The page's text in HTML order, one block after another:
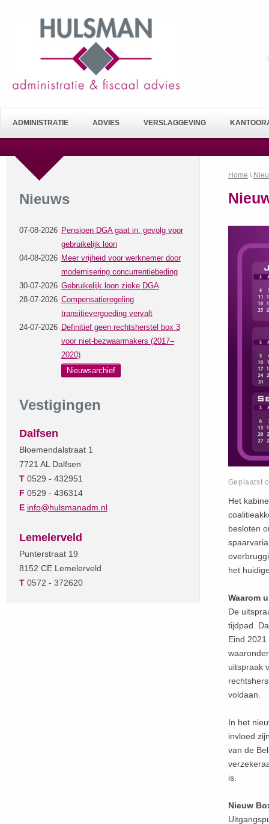
ADMINISTRATIE ADVIES VERSLAGGEVING
Nieuws
07-08-2026 Pensioen DGA gaat in: gevolg voor
gebruikelijk loon
04-08-2026 Meer vrijheid voor werknemer door
modernisering concurrentiebeding
30-07-2026 Gebruikelijk loon zieke DGA
28-07-2026 Compensatieregeling
transitievergoeding vervalt
24-07-2026 Definitief geen rechtsherstel box 3
voor niet-bezwaarmakers (2017–
2020)
Nieuwsarchief
Vestigingen
Dalfsen
Bloemendalstraat 1
7721 AL Dalfsen
T0529 - 432951
F 0529 - 436314
E info@hulsmanadm.nl
Lemelerveld
Punterstraat 19
8152 CE Lemelerveld
T0572 - 372620
Home \
Geplaatst
Het
besloten
het
Waarom
De
tijdpad.
Eind
uitspraak
voldaan.
In het
invloed
van de
is.
Nieuw